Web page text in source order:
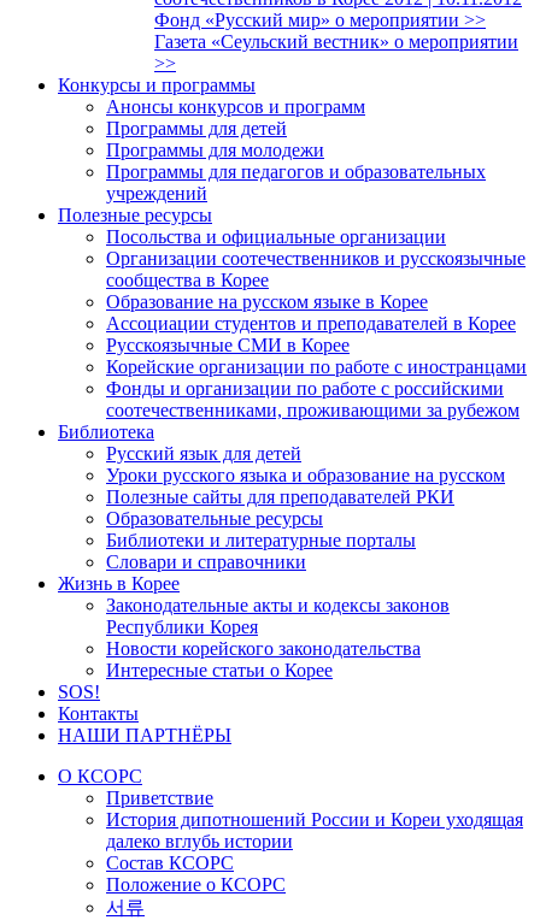
Фонд «Русский мир» о мероприятии >>
Газета «Сеульский вестник» о мероприятии
>>
Конкурсы и программы
Анонсы конкурсов и программ
Программы для детей
Программы для молодежи
Программы для педагогов и образовательных
учреждений
Полезные ресурсы
Посольства и официальные организации
Организации соотечественников и русскоязычные
сообщества в Корее
Образование на русском языке в Корее
Ассоциации студентов и преподавателей в Корее
Русскоязычные СМИ в Корее
Корейские организации по работе с иностранцами
Фонды и организации по работе с российскими
соотечественниками, проживающими за рубежом
Библиотека
Русский язык для детей
Уроки русского языка и образование на русском
Полезные сайты для преподавателей РКИ
Образовательные ресурсы
Библиотеки и литературные порталы
Словари и справочники
Жизнь в Корее
Законодательные акты и кодексы законов
Республики Корея
Новости корейского законодательства
Интересные статьи о Корее
SOS!
Контакты
НАШИ ПАРТНЁРЫ
О КСОРС
Приветствие
История дипотношений России и Кореи уходящая
далеко вглубь истории
Состав КСОРС
Положение о КСОРС
서류